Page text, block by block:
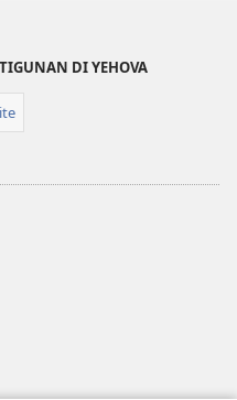
DI YEHOVA